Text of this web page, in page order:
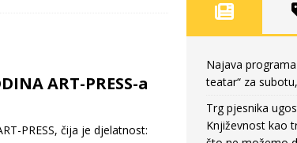
za petak, 7. avgust
„Više od igre” na sceni između crkava
FOKUS
za četvrtak, 6. avgust
za subotu, 8. avgust FOKUS
ART-PRESS-a
PRESS, čija je djelatnost:
Najava
teatar“ za
Trg pjesnika
Književnost kao